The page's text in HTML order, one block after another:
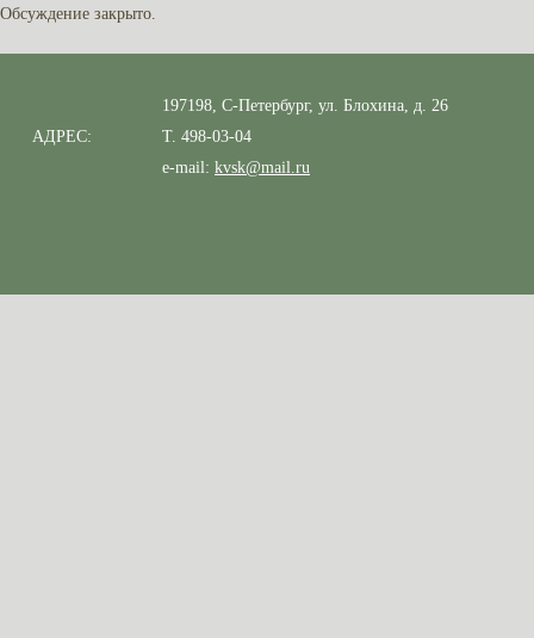
Обсуждение закрыто.
АДРЕС:
197198, С-Петербург, ул. Блохина, д. 26
Т. 498-03-04
e-mail: kvsk@mail.ru